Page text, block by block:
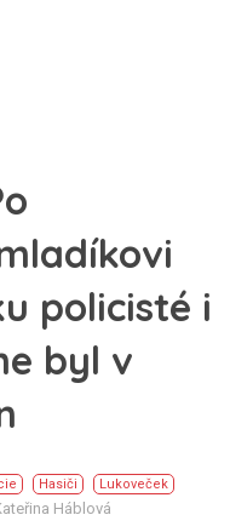
policisté i
byl v
Hasiči
Lukoveček
Háblová